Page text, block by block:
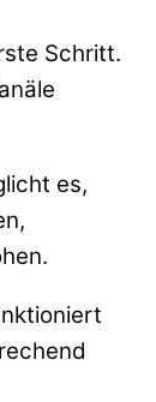
Schritt.
es,